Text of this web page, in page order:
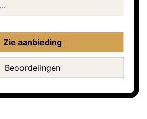
Zie aanbieding
Beoordelingen